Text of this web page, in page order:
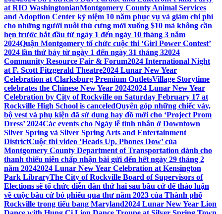
at RIO WashingtonianMontgomery County Animal Services
and Adoption Center kỷ niệm 10 năm phục vụ và giảm chi phí
cho những người nuôi thú cưng mới xuống $10 mà không cần
hẹn trước bắt đầu từ ngày 1 đến ngày 10 tháng 3 năm
2024Quận Montgomery tổ chức cuộc thi ‘Girl Power Contest’
2024 lần thứ bảy từ ngày 1 đến ngày 31 tháng 32024
Community Resource Fair & Forum2024 International Night
at F. Scott Fitzgerald Theatre2024 Lunar New Year
Celebration at Clarksburg Premium OutletsVillage Storytime
celebrates the Chinese New Year 20242024 Lunar New Year
Celebration by City of Rockville on Saturday February 17 at
Rockville High School is canceledQuyên góp những chiếc váy,
bộ vest và phụ kiện đã sử dụng hay đồ mới cho ‘Project Prom
Dress’ 2024Các events cho Ngày lễ tình nhân ở Downtown
Silver Spring và Silver Spring Arts and Entertainment
DistrictCuộc thi video ‘Heads Up, Phones Dow’ của
Montgomery County Department of Transportation dành cho
thanh thiếu niên chấp nhận bài gửi đến hết ngày 29 tháng 2
năm 20242024 Lunar New Year Celebration at Kensington
Park LibraryThe City of Rockville Board of Supervisors of
Elections sẽ tổ chức diễn đàn thứ hai sau bầu cử để thảo luận
về cuộc bầu cử bỏ phiếu qua thư năm 2023 của Thành phố
Rockville trong tiểu bang Maryland2024 Lunar New Year Lion